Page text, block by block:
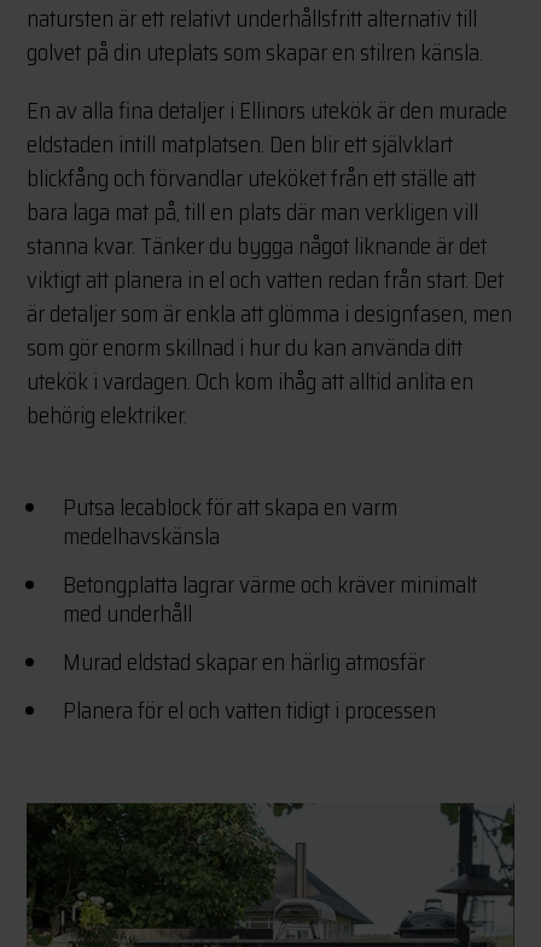
natursten är ett relativt underhållsfritt alternativ till
golvet på din uteplats som skapar en stilren känsla.
En av alla fina detaljer i Ellinors utekök är den murade
eldstaden intill matplatsen. Den blir ett självklart
blickfång och förvandlar uteköket från ett ställe att
bara laga mat på, till en plats där man verkligen vill
stanna kvar. Tänker du bygga något liknande är det
viktigt att planera in el och vatten redan från start. Det
är detaljer som är enkla att glömma i designfasen, men
som gör enorm skillnad i hur du kan använda ditt
utekök i vardagen. Och kom ihåg att alltid anlita en
behörig elektriker.
Putsa lecablock för att skapa en varm
medelhavskänsla
Betongplatta lagrar värme och kräver minimalt
med underhåll
Murad eldstad skapar en härlig atmosfär
Planera för el och vatten tidigt i processen